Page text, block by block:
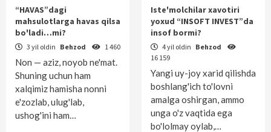
“HAVAS”dagi
mahsulotlarga havas qilsa
bo'ladi…mi?
3 yil oldin Behzod 1 460
Non — aziz, noyob ne'mat.
Shuning uchun ham
xalqimiz hamisha nonni
e'zoz­lab, ulug'lab,
ushog'ini ham…
Iste'molchilar xavotiri
yoxud “INSOFT INVEST”da
insof bormi?
4 yil oldin Behzod
16 159
Yangi uy-joy xarid qilishda
boshlang'ich to'lovni
amalga oshirgan, ammo
unga o'z vaqtida ega
bo'lolmay oylab,…